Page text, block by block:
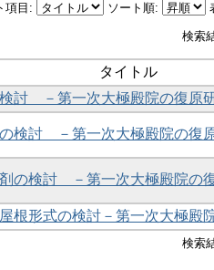
項目: ソート順:
検索
タイトル
討 －第一次大極殿院の復原
検討 －第一次大極殿院の復
の検討 －第一次大極殿院の
根形式の検討－第一次大極殿
検索